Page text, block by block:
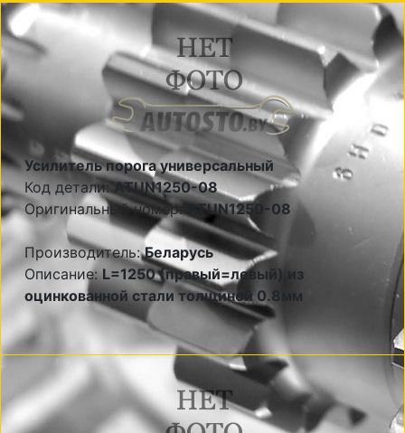
Усилитель порога универсальный
Код детали: ATUN1250-08
Оригинальный номер: ATUN1250-08
Производитель:Беларусь
Описание:L=1250 (правый=левый) из
оцинкованной стали толщиной 0.8мм